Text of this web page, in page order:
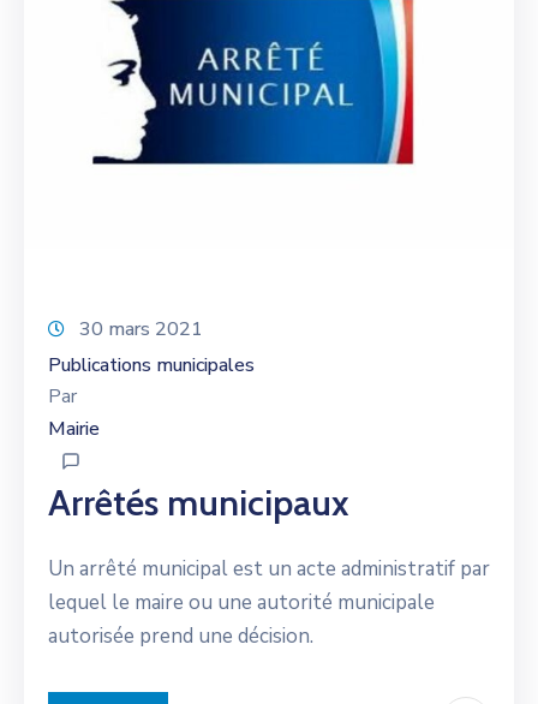
30 mars 2021
Publications municipales
Par
Mairie
Arrêtés municipaux
Un arrêté municipal est un acte administratif par
lequel le maire ou une autorité municipale
autorisée prend une décision.